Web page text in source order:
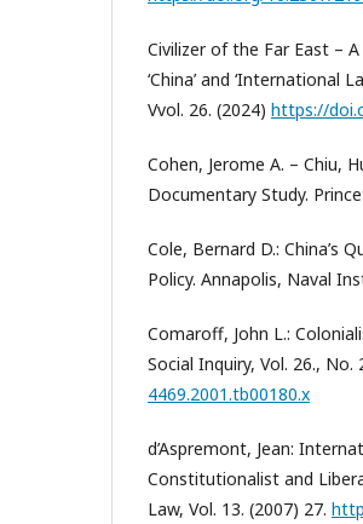
Civilizer of the Far East –
‘China’ and ‘International
Vvol. 26. (2024) https://
Cohen, Jerome A. – Chiu,
Documentary Study.
Cole, Bernard D.: China’s
Policy. Annapolis, Naval
Comaroff, John L.:
Social Inquiry, Vol. 26., No.
4469.2001.tb00180.x
d’Aspremont, Jean:
Constitutionalist and
Law, Vol. 13. (2007) 27.